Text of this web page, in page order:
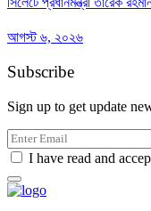
আগস্ট ৬, ২০২৬
Subscribe
Sign up to get update
I have read and